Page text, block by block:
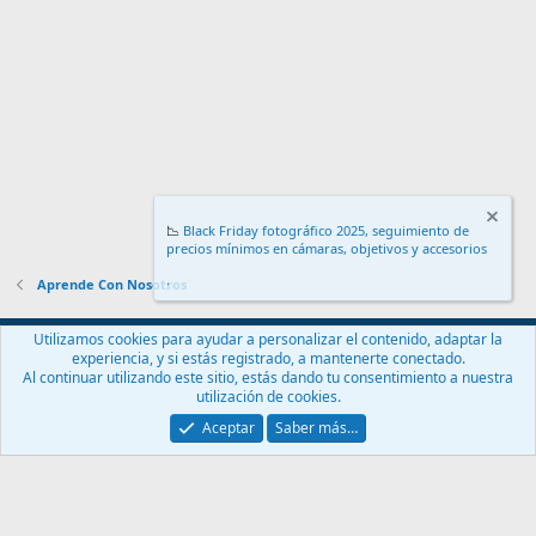
Aprende Con Nosotros
Español (ES)
Contáctanos
Términos y reglas Política de privacidad
Ayuda
Community platform by XenForo® © 2010-2024 XenForo Ltd.
📉 Black Friday fotográfico 2025, seguimiento de
precios mínimos en cámaras, objetivos y accesorios
.
Utilizamos cookies para ayudar a personalizar el contenido, adaptar la
experiencia, y si estás registrado, a mantenerte conectado.
Al continuar utilizando este sitio, estás dando tu consentimiento a nuestra
utilización de cookies.
Aceptar
Saber más…